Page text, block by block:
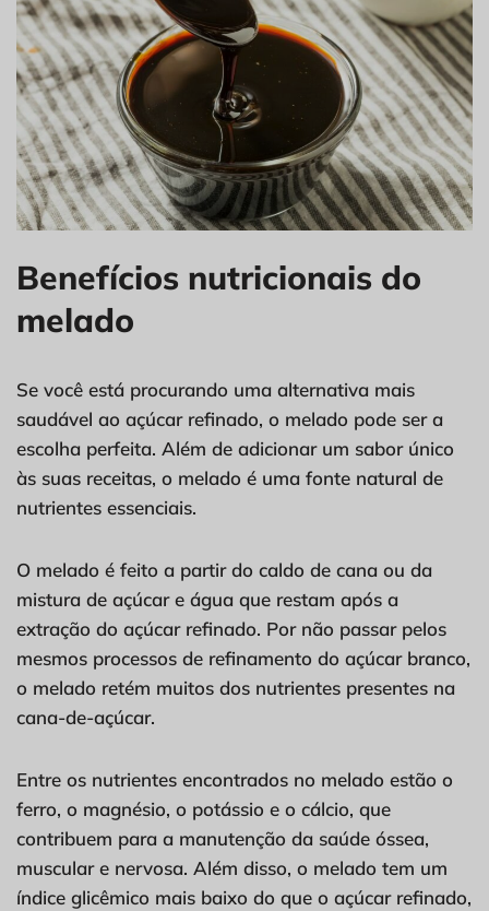
Benefícios nutricionais do
melado
Se você está procurando uma alternativa mais
saudável ao açúcar refinado, o melado pode ser a
escolha perfeita. Além de adicionar um sabor único
às suas receitas, o melado é uma fonte natural de
nutrientes essenciais.
O melado é feito a partir do caldo de cana ou da
mistura de açúcar e água que restam após a
extração do açúcar refinado. Por não passar pelos
mesmos processos de refinamento do açúcar branco,
o melado retém muitos dos nutrientes presentes na
cana-de-açúcar.
Entre os nutrientes encontrados no melado estão o
ferro, o magnésio, o potássio e o cálcio, que
contribuem para a manutenção da saúde óssea,
muscular e nervosa. Além disso, o melado tem um
índice glicêmico mais baixo do que o açúcar refinado,